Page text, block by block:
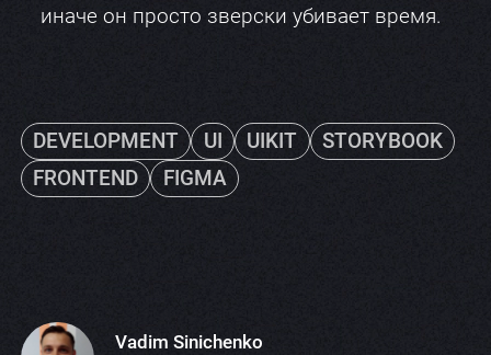
иначе он просто зверски убивает время.
DEVELOPMENT UI UIKIT
STORYBOOK
FRONTEND
FIGMA
Vadim Sinichenko